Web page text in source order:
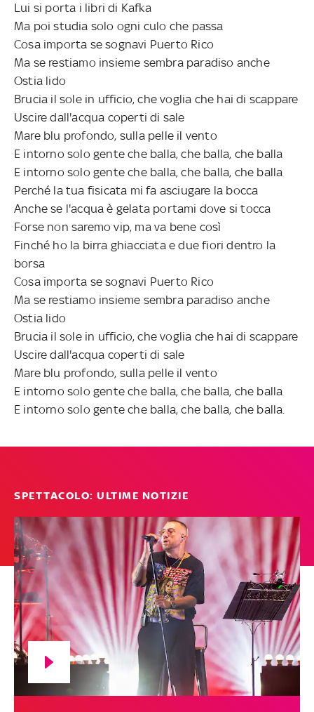
Lui si porta i libri di Kafka
Ma poi studia solo ogni culo che passa
Cosa importa se sognavi Puerto Rico
Ma se restiamo insieme sembra paradiso anche
Ostia lido
Brucia il sole in ufficio, che voglia che hai di scappare
Uscire dall'acqua coperti di sale
Mare blu profondo, sulla pelle il vento
E intorno solo gente che balla, che balla, che balla
E intorno solo gente che balla, che balla, che balla
Perché la tua fisicata mi fa asciugare la bocca
Anche se l'acqua è gelata portami dove si tocca
Forse non saremo vip, ma va bene così
Finché ho la birra ghiacciata e due fiori dentro la
borsa
Cosa importa se sognavi Puerto Rico
Ma se restiamo insieme sembra paradiso anche
Ostia lido
Brucia il sole in ufficio, che voglia che hai di scappare
Uscire dall'acqua coperti di sale
Mare blu profondo, sulla pelle il vento
E intorno solo gente che balla, che balla, che balla
E intorno solo gente che balla, che balla, che balla.
SPETTACOLO: ULTIME NOTIZIE